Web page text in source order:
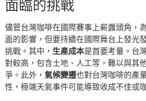
面臨的挑戰
儘管台灣咖啡在國際賽事上嶄露頭角，
面的影響，但要持續在國際舞台上發光
挑戰。其中， 生產成本是首要考量。台
對較高，包含土地、人工等，難以與其
爭。此外， 氣候變遷也對台灣咖啡的產
性，極端天氣事件可能導致收成不佳或